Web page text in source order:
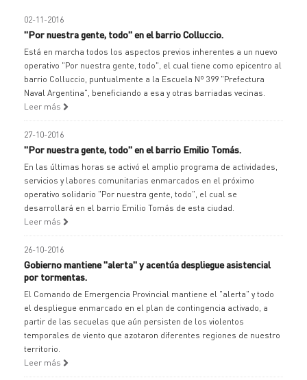
02-11-2016
"Por nuestra gente, todo" en el barrio Colluccio.
Está en marcha todos los aspectos previos inherentes a un nuevo
operativo "Por nuestra gente, todo", el cual tiene como epicentro al
barrio Colluccio, puntualmente a la Escuela Nº 399 "Prefectura
Naval Argentina", beneficiando a esa y otras barriadas vecinas.
Leer más
27-10-2016
"Por nuestra gente, todo" en el barrio Emilio Tomás.
En las últimas horas se activó el amplio programa de actividades,
servicios y labores comunitarias enmarcados en el próximo
operativo solidario "Por nuestra gente, todo", el cual se
desarrollará en el barrio Emilio Tomás de esta ciudad.
Leer más
26-10-2016
Gobierno mantiene "alerta" y acentúa despliegue asistencial
por tormentas.
El Comando de Emergencia Provincial mantiene el "alerta" y todo
el despliegue enmarcado en el plan de contingencia activado, a
partir de las secuelas que aún persisten de los violentos
temporales de viento que azotaron diferentes regiones de nuestro
territorio.
Leer más